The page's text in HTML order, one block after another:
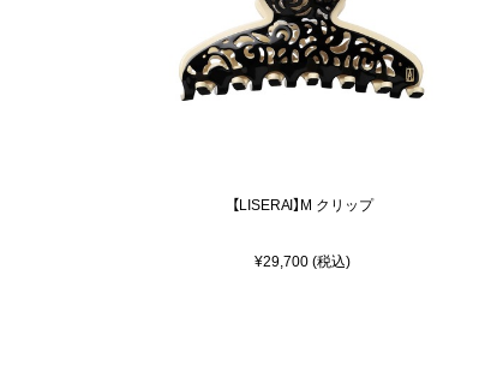
【LISERAI】M クリップ
¥29,700 (税込)